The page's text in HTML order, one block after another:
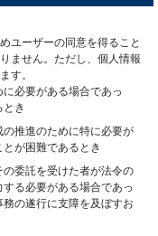
ユーザーの同意を得ること
ません。ただし、個人情報
す。
必要がある場合であっ
き
推進のために特に必要が
が困難であるとき
委託を受けた者が法令の
る必要がある場合であっ
の遂行に支障を及ぼすお